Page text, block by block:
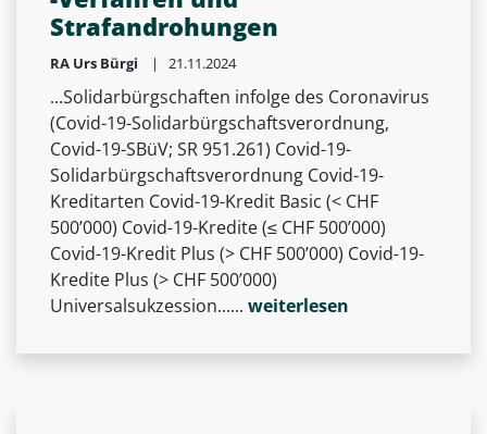
Strafandrohungen
RA Urs Bürgi | 21.11.2024
...Solidarbürgschaften infolge des Coronavirus
(Covid-19-Solidarbürgschaftsverordnung,
Covid-19-SBüV; SR 951.261) Covid-19-
Solidarbürgschaftsverordnung Covid-19-
Kreditarten Covid-19-Kredit Basic (< CHF
500’000) Covid-19-Kredite (≤ CHF 500’000)
Covid-19-Kredit Plus (> CHF 500’000) Covid-19-
Kredite Plus (> CHF 500’000)
Universalsukzession...... weiterlesen